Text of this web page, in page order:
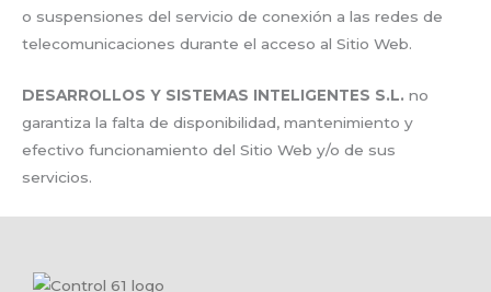
o suspensiones del servicio de conexión a las redes de
telecomunicaciones durante el acceso al Sitio Web.
DESARROLLOS Y SISTEMAS INTELIGENTES S.L. no
garantiza la falta de disponibilidad, mantenimiento y
efectivo funcionamiento del Sitio Web y/o de sus
servicios.